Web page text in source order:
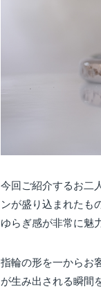
今回ご紹介するお二
ンが盛り込まれたも
ゆらぎ感が非常に魅
指輪の形を一からお
が生み出される瞬間